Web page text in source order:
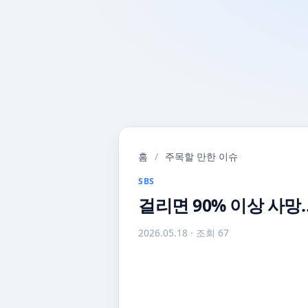
홈 / 주목할 만한 이슈
SBS
걸리면 90% 이상 사
2026.05.18 · 조회 67